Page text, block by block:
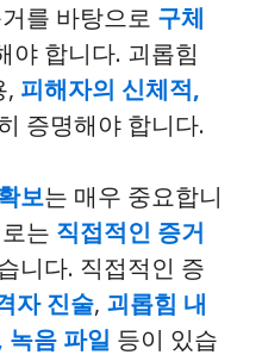
를 바탕으로 구체
야 합니다. 괴롭힘
, 피해자의 신체적,
증명해야 합니다.
보는 매우 중요합니
는 직접적인 증거
니다. 직접적인 증
자 진술, 괴롭힘 내
녹음 파일 등이 있습